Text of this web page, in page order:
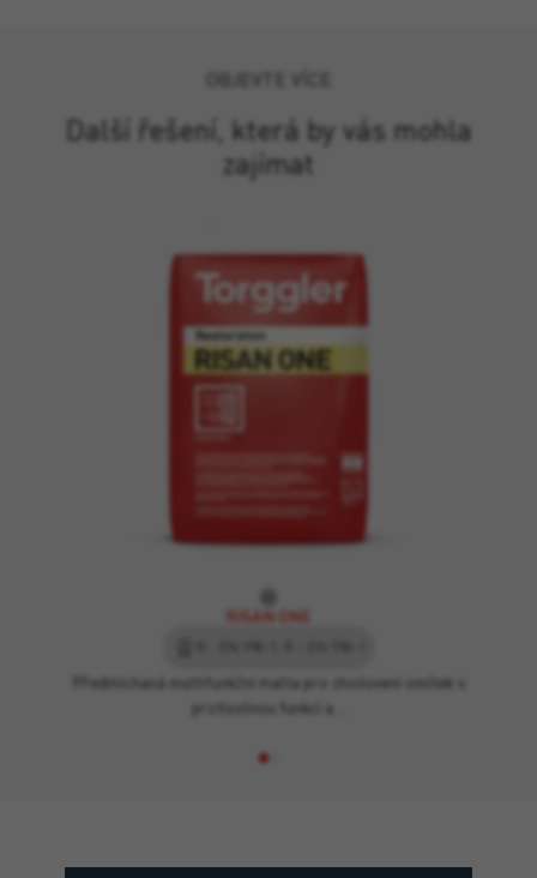
OBJEVTE VÍCE
Další řešení, která by vás mohla
zajímat
RISAN ONE
Předmíchaná multifunkční malta pro zhotovení omítek s
protisolnou funkcí a…